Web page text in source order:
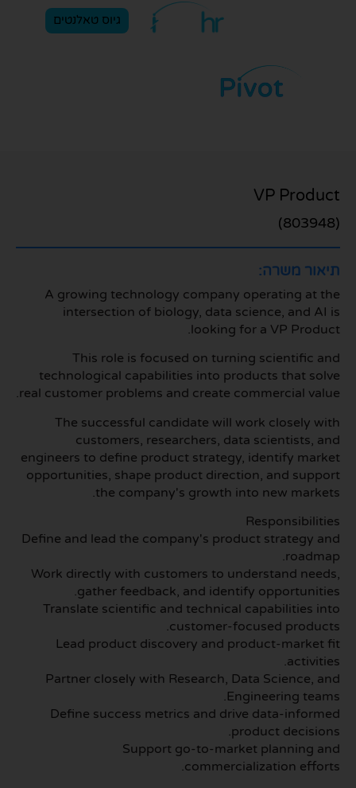
גיוס טאלנטים
VP Product
(803948)
תיאור משרה:
A growing technology company operating at the
intersection of biology, data science, and AI is
looking for a VP Product.
This role is focused on turning scientific and
technological capabilities into products that solve
real customer problems and create commercial value.
The successful candidate will work closely with
customers, researchers, data scientists, and
engineers to define product strategy, identify market
opportunities, shape product direction, and support
the company's growth into new markets.
Responsibilities
Define and lead the company's product strategy and
roadmap.
Work directly with customers to understand needs,
gather feedback, and identify opportunities.
Translate scientific and technical capabilities into
customer-focused products.
Lead product discovery and product-market fit
activities.
Partner closely with Research, Data Science, and
Engineering teams.
Define success metrics and drive data-informed
product decisions.
Support go-to-market planning and
commercialization efforts.